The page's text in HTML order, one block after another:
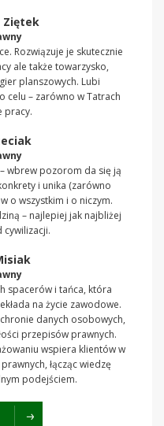
Ziętek
Rozwiązuje je skutecznie
ale także towarzysko,
planszowych. Lubi
celu – zarówno w Tatrach
pracy.
wbrew pozorom da się ją
i unika (zarówno
o wszystkim i o niczym.
– najlepiej jak najbliżej
cywilizacji.
spacerów i tańca, która
na życie zawodowe.
danych osobowych,
przepisów prawnych.
wspiera klientów w
łącząc wiedzę
podejściem.